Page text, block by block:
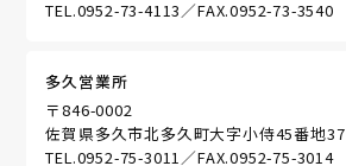
TEL.0952-73-4113
FAX.0952-73-3540
多久営業所
〒846-0002
佐賀県多久市北多久町大字小侍45番地37
TEL.0952-75-3011
FAX.0952-75-3014